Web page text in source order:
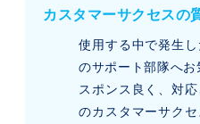
カスタマーサクセスの
使用する中で発生
のサポート部隊へ
スポンス良く、対
のカスタマーサク